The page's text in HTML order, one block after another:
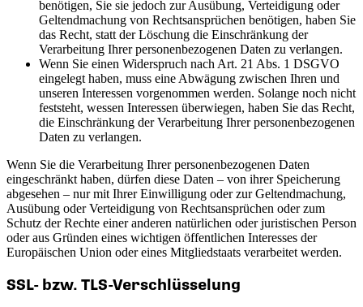
benötigen, Sie sie jedoch zur Ausübung, Verteidigung oder
Geltendmachung von Rechtsansprüchen benötigen, haben Sie
das Recht, statt der Löschung die Einschränkung der
Verarbeitung Ihrer personenbezogenen Daten zu verlangen.
Wenn Sie einen Widerspruch nach Art. 21 Abs. 1 DSGVO
eingelegt haben, muss eine Abwägung zwischen Ihren und
unseren Interessen vorgenommen werden. Solange noch nicht
feststeht, wessen Interessen überwiegen, haben Sie das Recht,
die Einschränkung der Verarbeitung Ihrer personenbezogenen
Daten zu verlangen.
Wenn Sie die Verarbeitung Ihrer personenbezogenen Daten
eingeschränkt haben, dürfen diese Daten – von ihrer Speicherung
abgesehen – nur mit Ihrer Einwilligung oder zur Geltendmachung,
Ausübung oder Verteidigung von Rechtsansprüchen oder zum
Schutz der Rechte einer anderen natürlichen oder juristischen Person
oder aus Gründen eines wichtigen öffentlichen Interesses der
Europäischen Union oder eines Mitgliedstaats verarbeitet werden.
SSL- bzw. TLS-Verschlüsselung